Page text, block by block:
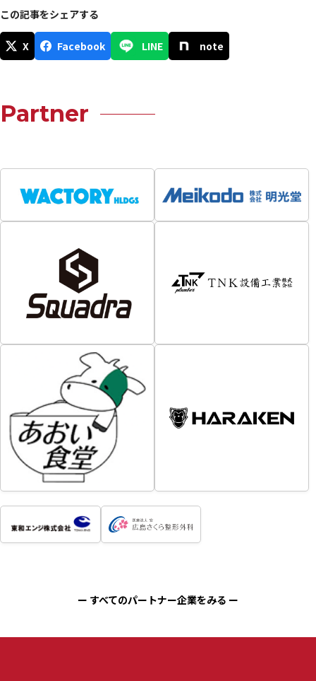
この記事をシェアする
X Facebook LINE note
Partner
ー すべてのパートナー企業をみる ー